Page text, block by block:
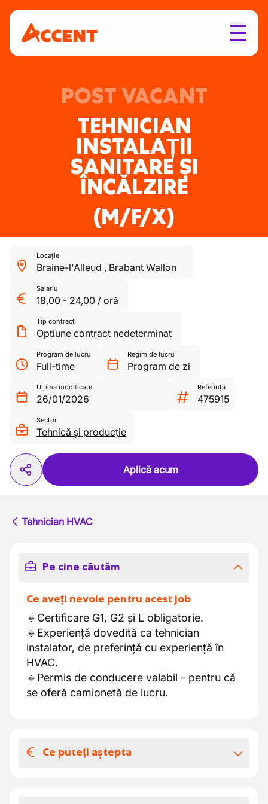
POST VACANT
TEHNICIAN
INSTALAȚII
SANITARE ȘI
ÎNCĂLZIRE
(M/F/X)
Locație
Braine-l'Alleud , Brabant Wallon
Salariu
18,00 - 24,00 / oră
Tip contract
Optiune contract nedeterminat
Program de lucru
Full-time
Regim de lucru
Program de zi
Ultima modificare
26/01/2026
Referință
475915
Sector
Tehnică și producție
Aplică acum
Tehnician HVAC
Pe cine căutăm
Ce aveți nevoie pentru acest job
🔸Certificare G1, G2 și L obligatorie.
🔸Experiență dovedită ca tehnician
instalator, de preferință cu experiență în
HVAC.
🔸Permis de conducere valabil - pentru că
se oferă camionetă de lucru.
Ce puteți aștepta